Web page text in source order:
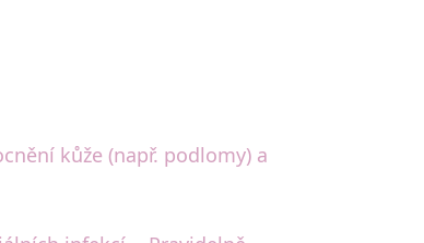
kůže (např. podlomy) a